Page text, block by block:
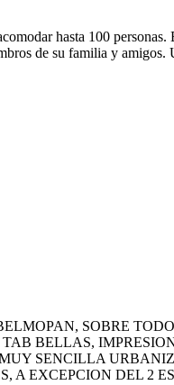
hasta 100
de su familia y amigos.
SOBRE
BELLAS,
SENCILLA
A EXCEPCION DEL 2